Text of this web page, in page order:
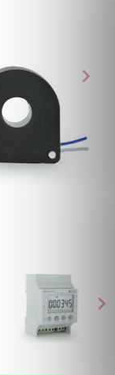
chevron_right
chevron_right